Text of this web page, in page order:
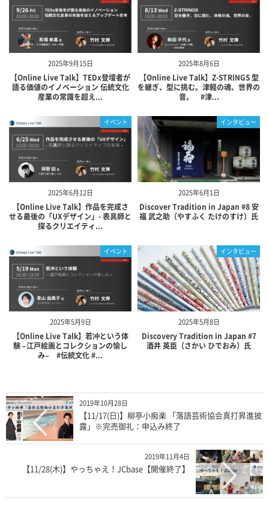
2025年9月15日
【Online Live Talk】TEDx登壇者が
語る価値のイノベーション 伝統文化
産業の常識を超え...
2025年8月6日
【Online Live Talk】Z-STRINGS 型
を継ぎ、型に挑む。津軽の魂、世界の
音。 #津...
2025年6月12日
イベント
【Online Live Talk】作品を完成さ
せる最後の「UXデザイン」- 表具師と
探るクリエイティ...
2025年6月1日
インタビュー
Discover Tradition in Japan #8 安
福 武之助（やすふく たけのすけ）氏
2025年5月9日
イベント
【Online Live Talk】若冲という体
験 –江戸絵画とコレクションの愉し
み– #伝統文化 #...
2025年5月8日
インタビュー
Discovery Tradition in Japan #7
酒井 英臣（さかい ひでおみ）氏
2019年10月28日
【11/17(日)】柳亭小痴楽 「落語芸術協会真打昇進披
露」※完売御礼：申込み終了
2019年11月4日
【11/28(木)】やっちゃえ！JCbase【開催終了】